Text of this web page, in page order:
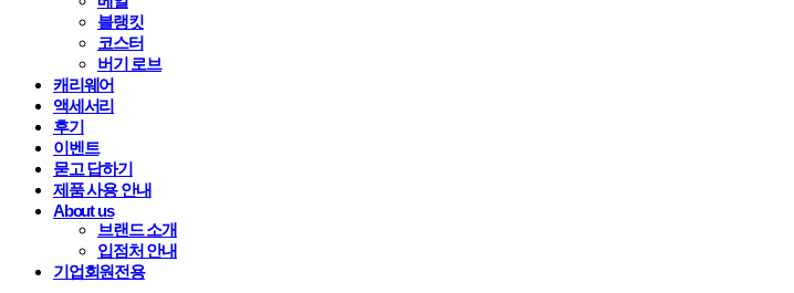
블랭킷
코스터
버기 로브
캐리웨어
액세서리
후기
이벤트
묻고 답하기
제품 사용 안내
About us
브랜드 소개
입점처 안내
기업회원전용